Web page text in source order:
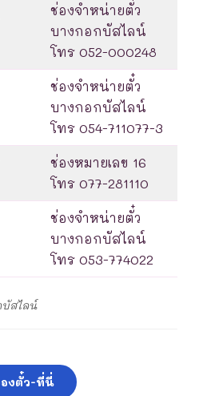
ช่องจำหน่ายตั๋ว
บางกอกบัสไลน์
โทร 052-000248
ช่องจำหน่ายตั๋ว
บางกอกบัสไลน์
โทร 054-711077-3
ช่องหมายเลข 16
โทร 077-281110
ช่องจำหน่ายตั๋ว
บางกอกบัสไลน์
โทร 053-774022
บัสไลน์
งตั๋ว-ที่นี่